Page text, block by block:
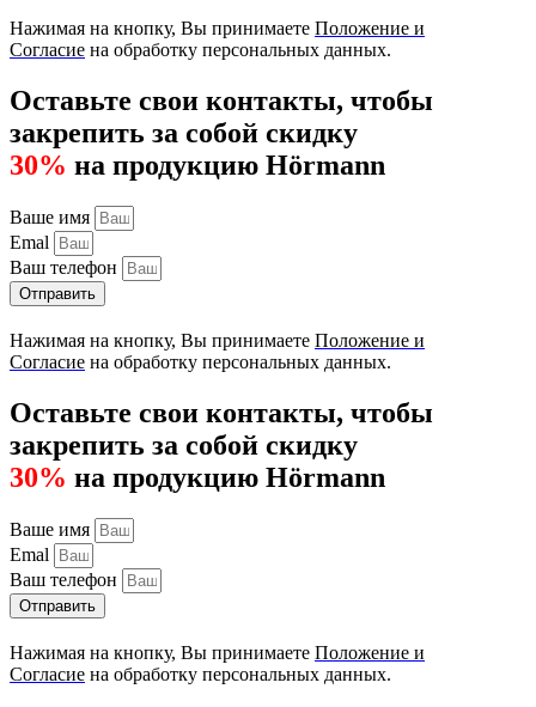
Нажимая на кнопку, Вы принимаете Положение и
Согласие на обработку персональных данных.
Оставьте свои контакты, чтобы
закрепить за собой скидку
30% на продукцию Hörmann
Ваше имя
Emal
Ваш телефон
Отправить
Нажимая на кнопку, Вы принимаете Положение и
Согласие на обработку персональных данных.
Оставьте свои контакты, чтобы
закрепить за собой скидку
30% на продукцию Hörmann
Ваше имя
Emal
Ваш телефон
Отправить
Нажимая на кнопку, Вы принимаете Положение и
Согласие на обработку персональных данных.